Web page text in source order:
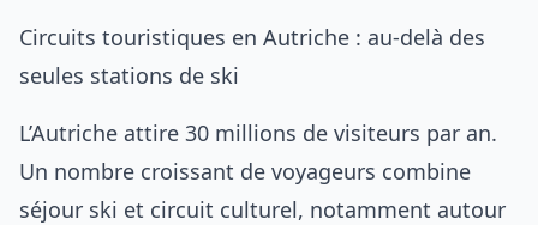
Circuits touristiques en Autriche : au-delà des
seules stations de ski
L’Autriche attire 30 millions de visiteurs par an.
Un nombre croissant de voyageurs combine
séjour ski et circuit culturel, notamment autour